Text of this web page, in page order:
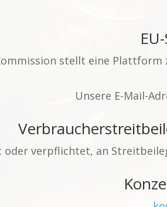
stellt eine
Unsere E-Mail-
verpflichtet, an